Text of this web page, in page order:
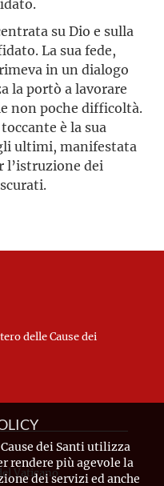
su Dio e sulla
La sua fede,
in un dialogo
la portò a lavorare
non poche difficoltà.
è la sua
ultimi, manifestata
l’istruzione dei
delle Cause dei
Vaticano
dei Santi utilizza
rendere più agevole la
dei servizi ed anche